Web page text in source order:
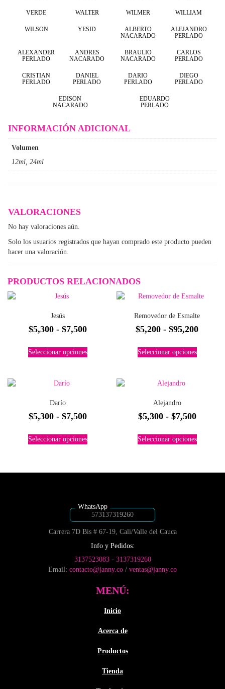
VERDE WALTER WILMER WILLIAM
WILSON YESID
ALBERTO
NACARADO
ALEJANDRO
PERLADO
ALEXANDER
PERLADO
ANDRES
NACARADO
BRAULIO
NACARADO
CARLOS
PERLADO
CRISTIAN
PERLADO
DANIEL
PERLADO
DARIO
PERLADO
DIEGO
PERLADO
EDISON
NACARADO
EDUARDO
PERLADO
INFORMACIÓN ADICIONAL
Volumen
12ml, 24ml
VALORACIONES
No hay valoraciones aún.
Solo los usuarios registrados que hayan comprado este producto pueden
hacer una valoración.
PRODUCTOS RELACIONADOS
Jesús
$5,300 - $7,500Rango
precios:
Seleccionar opcionesproducto
elegir
en
Removedor de Esmalte
$5,200 - $95,200Rango
Seleccionar opcionesproducto
se
elegir
en
Darío
$5,300 - $7,500Rango
precios:
Seleccionar opcionesproducto
variantes.
pueden
elegir
en
la
de
producto
Alejandro
$5,300 - $7,500Rango
Seleccionar opcionesproducto
variantes.
573137319260
Carrera 7D Bis # 67-19, Cali/Valle del Cauca
Info y Pedidos:
3137523083- 3137319260
Email: contacto@janny.co / ventas@janny.co
MENÚ:
Inicio
Acerca de
Productos
Tienda